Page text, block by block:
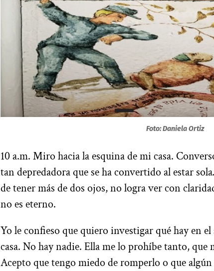
Foto: Daniela Ortiz
10 a.m. Miro hacia la esquina de mi casa.
tan depredadora que se ha convertido al estar
de tener más de dos ojos, no logra ver con
no es eterno.
Yo le confieso que quiero investigar qué hay en
casa. No hay nadie. Ella me lo prohíbe tanto, que
Acepto que tengo miedo de romperlo o que algún